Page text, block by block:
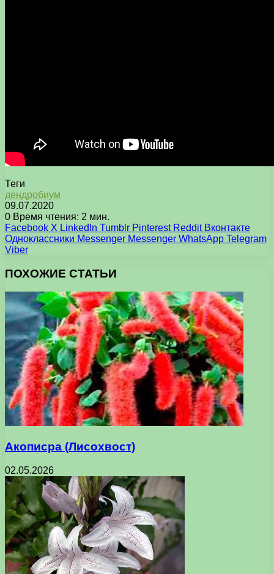
Теги
дендробиум
09.07.2020
0 Время чтения: 2 мин.
Facebook X LinkedIn Tumblr Pinterest Reddit Вконтакте
Одноклассники Messenger Messenger WhatsApp Telegram
Viber
ПОХОЖИЕ СТАТЬИ
Акописра (Лисохвост)
02.05.2026